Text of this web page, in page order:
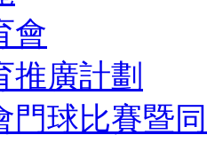
會
推廣計劃
門球比賽暨